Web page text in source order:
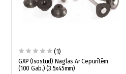
(1)
GXP (Isostud) Naglas Ar Cepurītēm
(100 Gab.) (3.5x45mm)